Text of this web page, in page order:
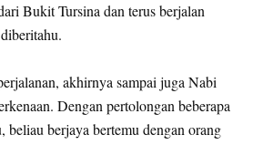
Bukit Tursina dan terus berjalan
akhirnya sampai juga Nabi
Dengan pertolongan beberapa
beliau berjaya bertemu dengan orang